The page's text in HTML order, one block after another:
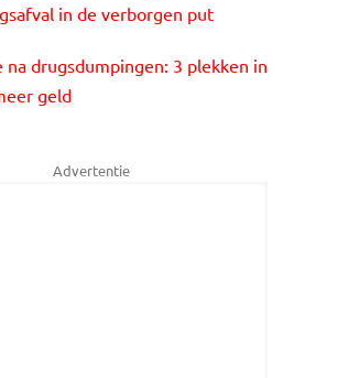
in de verborgen put
na drugsdumpingen: 3 plekken in
geld
Advertentie